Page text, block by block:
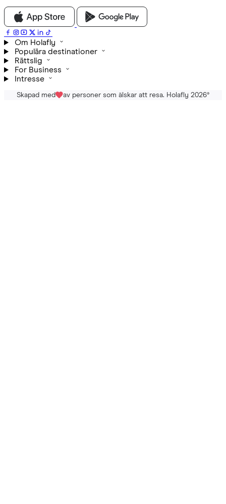
Om Holafly
Populära destinationer
Rättslig
For Business
Intresse
Skapad med av personer som älskar att resa. Holafly 2026®